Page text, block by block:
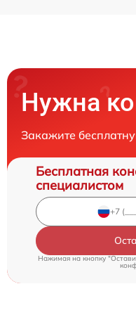
Нужна
Закажите
Бесплатная
специалистом
Нажимая на кнопку